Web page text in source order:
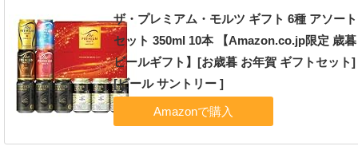
ザ・プレミアム・モルツ ギフト 6種 アソート
セット 350ml 10本 【Amazon.co.jp限定 歳暮
ビールギフト】[お歳暮 お年賀 ギフトセット]
[ビール サントリー ]